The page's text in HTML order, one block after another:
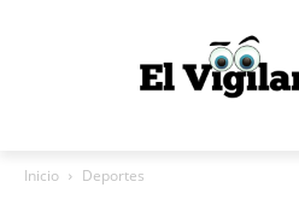
Inicio Deportes